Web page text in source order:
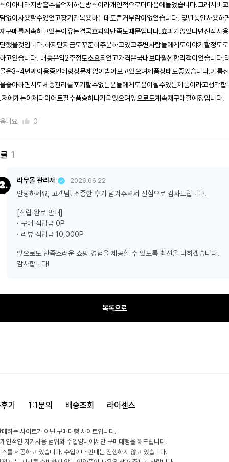
이아니라지방흡수를억제하는방식이라개인적으로더마음에들었습니다.그래서비
없이사용할수있었고장기간복용하는데도큰거부감이없었습니다. 몇년동안사용하면
구매를계속하고있는이유는결국효과와만족도때문입니다.효과가없었다면진작사
했을것입니다.하지만지금도꾸준히주문하고있고주변사람들에게도이야기할정도
고있습니다. 배송은약2주정도소요되었고가격은국내보다훨씬합리적이었습니다.
은3~4년째이용중인데항상문제없이받아보고있으며제품상태도좋았습니다.기름
좋아하면서도체중관리를포기할수없는분들에게도움이될수있는제품이라고생각합
저에게는이제다이어트필수품중하나가되었으며앞으로도계속재구매할예정입니다.
돼요 0
1
라무몰 관리자 2026.06.22
안녕하세요, 고객님! 소중한 후기 남겨주셔서 진심으로 감사드립니다.
[적립 완료 안내]
· 구매 적립금 0P
· 리뷰 적립금 10,000P
앞으로도 만족스러운 쇼핑 경험을 제공할 수 있도록 최선을 다하겠습니다.
감사합니다!
목록으로
기 1:1문의 배송조회 라이센스
하는 사이트가 아닌 구매대행 사이트입니다.
인적인 자가사용 범위와 수입양내에서만 구매대행을 해드립니다.
를 제공하고 있습니다. 수입이나 판매는 진행하지 않고 있습니다.